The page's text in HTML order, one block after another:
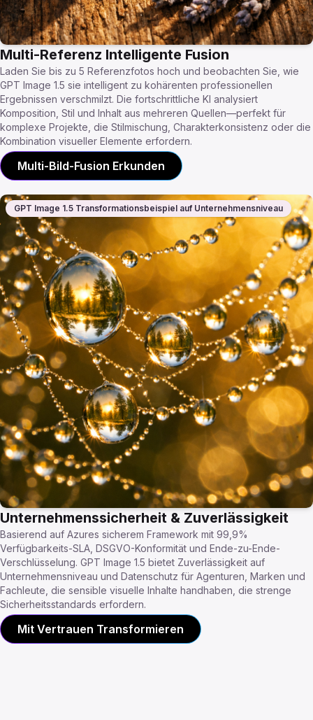
Multi-Referenz Intelligente Fusion
Laden Sie bis zu 5 Referenzfotos hoch und beobachten Sie, wie
GPT Image 1.5 sie intelligent zu kohärenten professionellen
Ergebnissen verschmilzt. Die fortschrittliche KI analysiert
Komposition, Stil und Inhalt aus mehreren Quellen—perfekt für
komplexe Projekte, die Stilmischung, Charakterkonsistenz oder die
Kombination visueller Elemente erfordern.
Multi-Bild-Fusion Erkunden
Unternehmenssicherheit & Zuverlässigkeit
Basierend auf Azures sicherem Framework mit 99,9%
Verfügbarkeits-SLA, DSGVO-Konformität und Ende-zu-Ende-
Verschlüsselung. GPT Image 1.5 bietet Zuverlässigkeit auf
Unternehmensniveau und Datenschutz für Agenturen, Marken und
Fachleute, die sensible visuelle Inhalte handhaben, die strenge
Sicherheitsstandards erfordern.
Mit Vertrauen Transformieren
GPT Image 1.5 Transformationsbeispiel auf Unternehmensniveau